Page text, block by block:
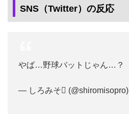
SNS（Twitter）の反応
やば…野球バットじゃん…？
— しろみそ (@shiromisopro)